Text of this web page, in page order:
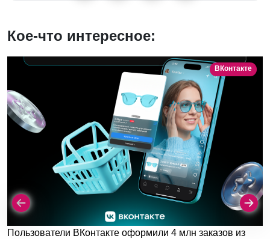
Кое-что интересное:
ВКонтакте
Пользователи ВКонтакте оформили 4 млн заказов из